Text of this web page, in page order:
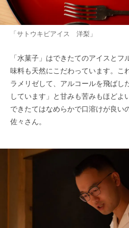
「サトウキビアイス 洋梨」
「水菓子」はできたてのアイスと
味料も天然にこだわっています。こ
ラメリゼして、アルコールを飛ばし
しています」と甘みも苦みもほどよ
できたてはなめらかで口溶けが良い
佐々さん。